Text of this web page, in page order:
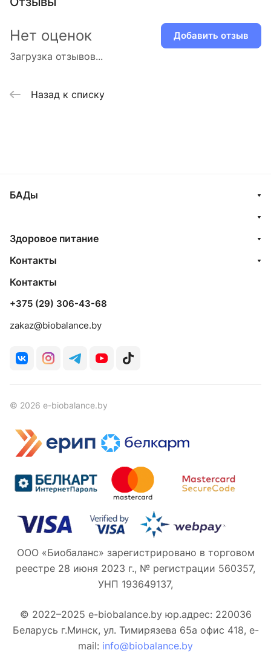
Загрузка отзывов...
Нет оценок Добавить отзыв
Назад к списку
БАДы
Здоровое питание
Контакты
Контакты
+375 (29) 306-43-68
zakaz@biobalance.by
© 2026 e-biobalance.by
ООО «Биобаланс» зарегистрировано в торговом
реестре 28 июня 2023 г., № регистрации 560357,
УНП 193649137,
© 2022–2025 e-biobalance.by юр.адрес: 220036
Беларусь г.Минск, ул. Тимирязева 65а офис 418, e-
mail: info@biobalance.by